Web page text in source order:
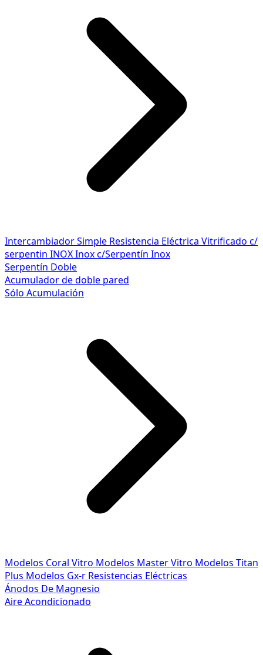
Intercambiador Simple Resistencia Eléctrica Vitrificado c/
serpentin INOXInox c/Serpentín Inox
Serpentín Doble
Acumulador de doble pared
Sólo Acumulación
Modelos Coral Vitro Modelos Master Vitro Modelos Titan
Plus Modelos Gx-r Resistencias Eléctricas
Ánodos De Magnesio
Aire Acondicionado